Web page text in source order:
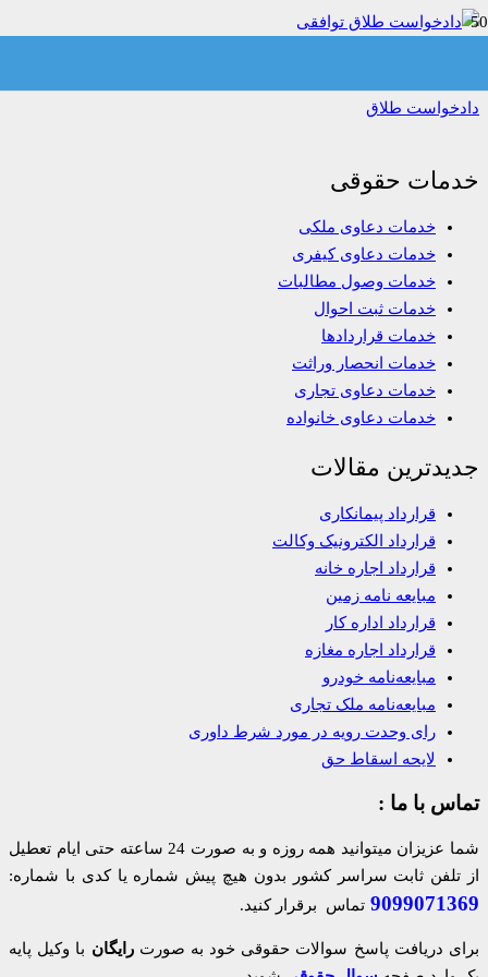
دادخواست طلاق
خدمات حقوقی
خدمات دعاوی ملکی
خدمات دعاوی کیفری
خدمات وصول مطالبات
خدمات ثبت احوال
خدمات قراردادها
خدمات انحصار وراثت
خدمات دعاوی تجاری
خدمات دعاوی خانواده
جدیدترین مقالات
قرارداد پیمانکاری
قرارداد الکترونیک وکالت
قرارداد اجاره خانه
مبایعه نامه زمین
قرارداد اداره کار
قرارداد اجاره مغازه
مبایعه‌نامه خودرو
مبایعه‌نامه ملک تجاری
رای وحدت رویه در مورد شرط داوری
لایحه اسقاط حق
تماس با ما :
شما عزیزان میتوانید همه روزه و به صورت 24 ساعته حتی ایام تعطیل
از تلفن ثابت سراسر کشور بدون هیچ پیش شماره یا کدی با شماره:
9099071369 تماس برقرار کنید.
برای دریافت پاسخ سوالات حقوقی خود به صورت رایگان با وکیل پایه